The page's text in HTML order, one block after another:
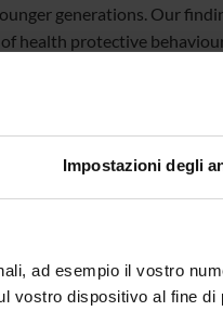
Impostazioni degli
ad esempio il vostro
dispositivo al fine di
generations. Our
health protective
2023